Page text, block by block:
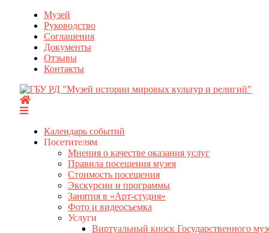
Перейти
содержимому
Музей
Руководство
Соглашения
Документы
Отзывы
Контакты
Календарь событий
Посетителям
Мнения о качестве оказания услуг
Правила посещения музея
Стоимость посещения
Экскурсии и программы
Занятия в «Арт-студия»
Фото и видеосъемка
Услуги
Виртуальный киоск Государственного